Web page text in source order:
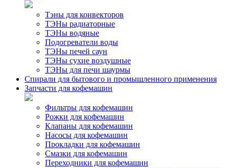
Тэны для конвекторов
ТЭНы радиаторные
ТЭНы водяные
Подогреватели воды
ТЭНы печей саун
ТЭНы сухие воздушные
ТЭНы для печи шаурмы
Спирали для бытового и промышленного применения
Запчасти для кофемашин
Фильтры для кофемашин
Рожки для кофемашин
Клапаны для кофемашин
Насосы для кофемашин
Прокладки для кофемашин
Смазки для кофемашин
Переходники для кофемашин